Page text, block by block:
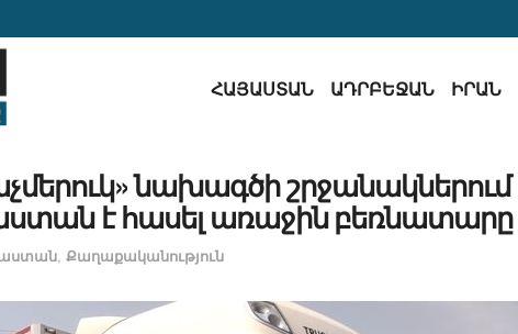
ՀԱՅԱՍՏԱՆ ԱԴՐԲԵՋԱՆ ԻՐԱՆ
նախագծի շրջանակներում
է հասել առաջին բեռնատարը
, Քաղաքականություն